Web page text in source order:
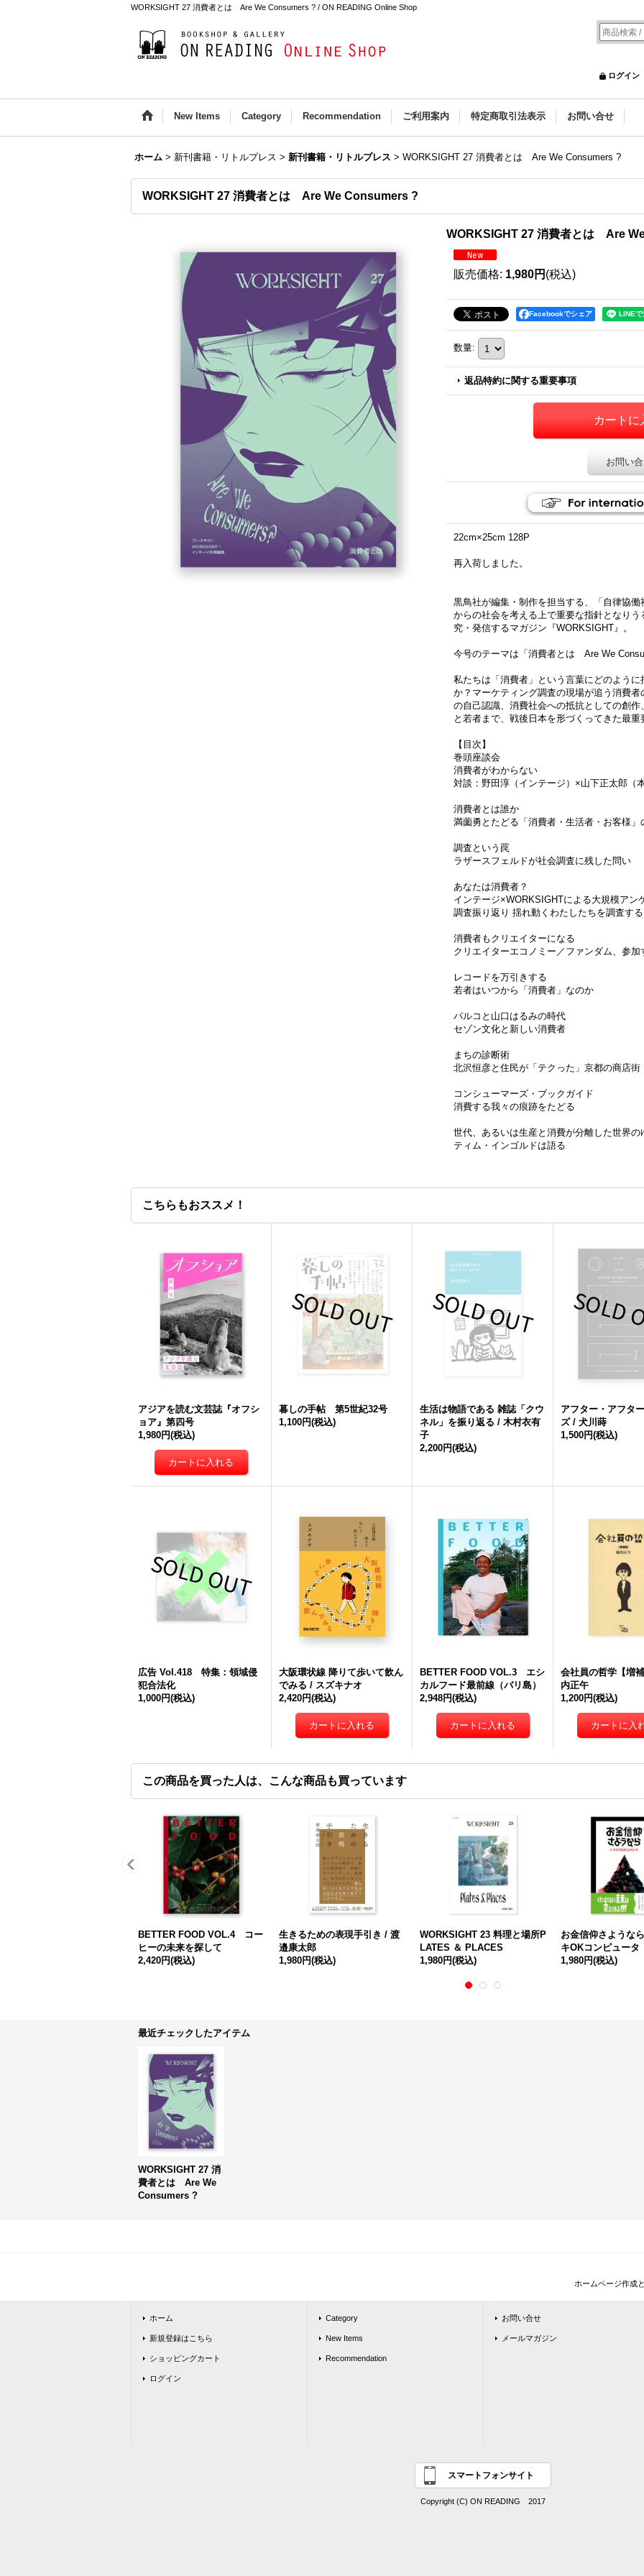
WORKSIGHT 27 消費者とは Are We Consumers ? / ON READING Online Shop
ログイン
New Items Category Recommendation ご利用案内 特定商取引法表示 お問い合せ
ホーム > 新刊書籍・リトルプレス > 新刊書籍・リトルプレス > WORKSIGHT 27 消費者とは Are We Consumers ?
WORKSIGHT 27 消費者とは Are We Consumers ?
WORKSIGHT 27 消費者とは Are
販売価格: 1,980円 (税込)
Facebookでシェア
数量:
返品特約に関する重要事項
お問い
22cm×25cm 128P
再入荷しました。
黒鳥社が編集・制作を担当する、「自律協
からの社会を考える上で重要な指針となり
究・発信するマガジン『WORKSIGHT』。
今号のテーマは「消費者とは Are We
私たちは「消費者」という言葉にどのよう
か？マーケティング調査の現場が追う消費
の自己認識、消費社会への抵抗としての創
と若者まで、戦後日本を形づくってきた最
【目次】
巻頭座談会
消費者がわからない
対談：野田淳（インテージ）×山下正太郎（
消費者とは誰か
満薗勇とたどる「消費者・生活者・お客様」
調査という罠
ラザースフェルドが社会調査に残した問い
あなたは消費者？
インテージ×WORKSIGHTによる大規模アン
調査振り返り 揺れ動くわたしたちを調査す
消費者もクリエイターになる
クリエイターエコノミー／ファンダム、参加
レコードを万引きする
若者はいつから「消費者」なのか
パルコと山口はるみの時代
セゾン文化と新しい消費者
まちの診断術
北沢恒彦と住民が「テクった」京都の商店街
コンシューマーズ・ブックガイド
消費する我々の痕跡をたどる
世代、あるいは生産と消費が分離した世界の
ティム・インゴルドは語る
こちらもおススメ！
アジアを読む文芸誌『オフシ
ョア』第四号
1,980円(税込)
暮しの手帖 第5世紀32号
1,100円(税込)
生活は物語である 雑誌「クウ
ネル」を振り返る / 木村衣有
子
2,200円(税込)
アフター・アフタ
ズ / 犬川蒔
1,500円(税込)
広告 Vol.418 特集：領域侵
犯合法化
1,000円(税込)
大阪環状線 降りて歩いて飲ん
でみる / スズキナオ
2,420円(税込)
BETTER FOOD VOL.3 エシ
カルフード最前線（バリ島）
2,948円(税込)
会社員の哲学【増
内正午
1,200円(税込)
この商品を買った人は、こんな商品も買っています
BETTER FOOD VOL.4 コー
ヒーの未来を探して
2,420円(税込)
生きるための表現手引き / 渡
邉康太郎
1,980円(税込)
WORKSIGHT 23 料理と場所P
LATES ＆ PLACES
1,980円(税込)
お金信仰さような
キOKコンピュータ
1,980円(税込)
最近チェックしたアイテム
WORKSIGHT 27 消
費者とは Are We
Consumers ?
ホームページ作成
ホーム
新規登録はこちら
ショッピングカート
ログイン
Category
New Items
Recommendation
お問い合せ
メールマガジン
スマートフォンサイト
Copyright (C) ON READING 2017